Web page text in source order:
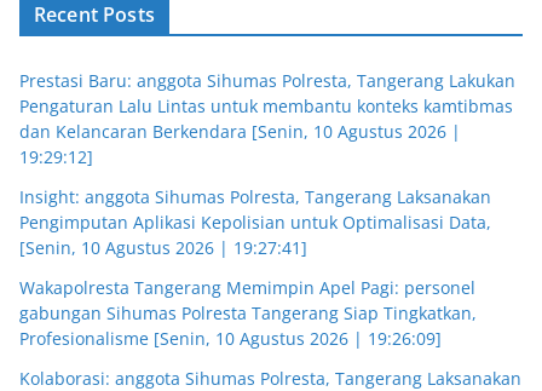
Recent Posts
Prestasi Baru: anggota Sihumas Polresta, Tangerang Lakukan
Pengaturan Lalu Lintas untuk membantu konteks kamtibmas
dan Kelancaran Berkendara [Senin, 10 Agustus 2026 |
19:29:12]
Insight: anggota Sihumas Polresta, Tangerang Laksanakan
Pengimputan Aplikasi Kepolisian untuk Optimalisasi Data,
[Senin, 10 Agustus 2026 | 19:27:41]
Wakapolresta Tangerang Memimpin Apel Pagi: personel
gabungan Sihumas Polresta Tangerang Siap Tingkatkan,
Profesionalisme [Senin, 10 Agustus 2026 | 19:26:09]
Kolaborasi: anggota Sihumas Polresta, Tangerang Laksanakan